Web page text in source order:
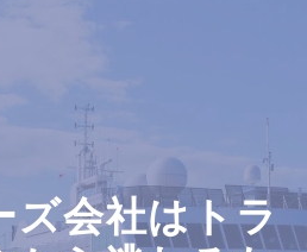
ズ会社はトラ